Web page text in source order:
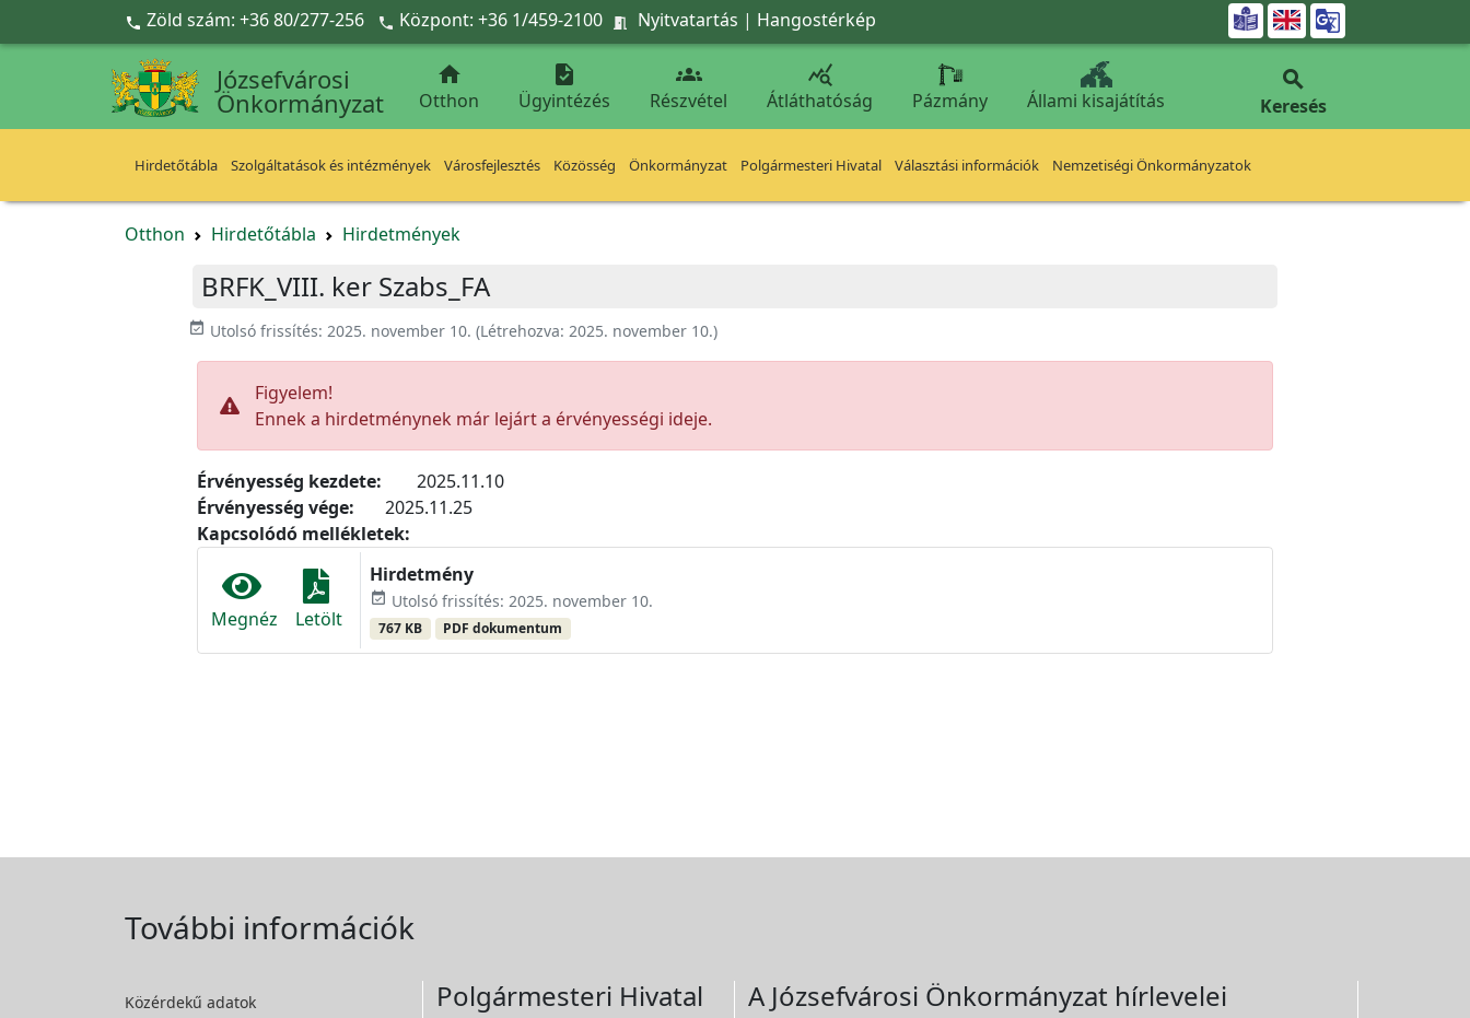
Ugrás a fő tartalomra
 Zöld szám: +36 80/277-256  Központ: +36 1/459-2100  Nyitvatartás | Hangostérkép 
Józsefvárosi
Önkormányzat

Otthon

Ügyintézés

Részvétel

Átláthatóság Pázmány Állami kisajátítás

Keresés
Hirdetőtábla Szolgáltatások és intézmények Városfejlesztés Közösség Önkormányzat Polgármesteri Hivatal Választási információk Nemzetiségi Önkormányzatok
Otthon Hirdetőtábla Hirdetmények
BRFK_VIII. ker Szabs_FA
event_available Utolsó frissítés: 2025. november 10. (Létrehozva: 2025. november 10.)
Figyelem!
Ennek a hirdetménynek már lejárt a érvényességi ideje.
Érvényesség kezdete:
2025.11.10
Érvényesség vége:
2025.11.25
Kapcsolódó mellékletek:
Megnéz Letölt
Hirdetmény
event_available Utolsó frissítés: 2025. november 10.
767 KB PDF dokumentum
További információk
Közérdekű adatok Polgármesteri Hivatal A Józsefvárosi Önkormányzat hírlevelei